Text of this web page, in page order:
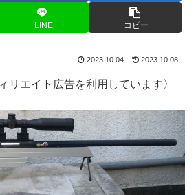
LINE コピー
2023.10.04 2023.10.08
リエイト広告を利用しています〉